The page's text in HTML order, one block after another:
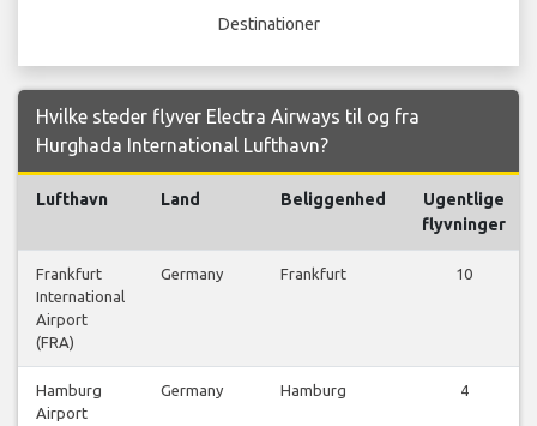
Destinationer
Hvilke steder flyver Electra Airways til og fra
Hurghada International Lufthavn?
Lufthavn Land Beliggenhed
Ugentlige
flyvninger
Frankfurt
International
Airport
(FRA)
Germany Frankfurt 10
Hamburg
Airport
Germany Hamburg 4